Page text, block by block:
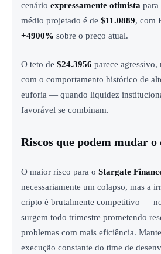
cenário expressamente otimista para
médio projetado é de $11.0889, com
+4900% sobre o preço atual.
O teto de $24.3956 parece agressivo,
com o comportamento histórico de
euforia — quando liquidez
favorável se combinam.
Riscos que podem mudar o
O maior risco para o Stargate
necessariamente um colapso, mas a
cripto é brutalmente competitivo —
surgem todo trimestre prometendo
problemas com mais eficiência.
execução constante do time de